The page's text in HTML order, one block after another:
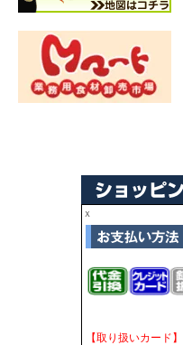
ｘ
【取り扱いカード】